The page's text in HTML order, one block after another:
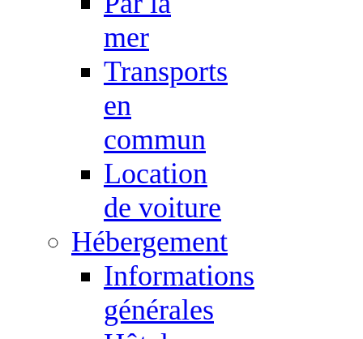
mer
Transports
en
commun
Location
de voiture
Hébergement
Informations
générales